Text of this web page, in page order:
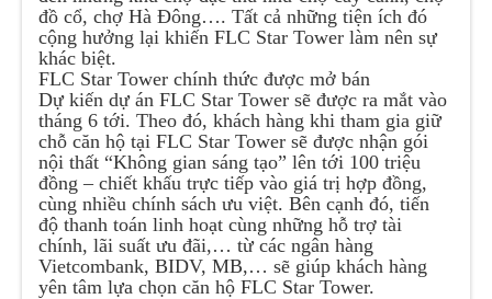
đồ cổ, chợ Hà Đông…. Tất cả những tiện ích đó
cộng hưởng lại khiến FLC Star Tower làm nên sự
khác biệt.
FLC Star Tower chính thức được mở bán
Dự kiến dự án FLC Star Tower sẽ được ra mắt vào
tháng 6 tới. Theo đó, khách hàng khi tham gia giữ
chỗ căn hộ tại FLC Star Tower sẽ được nhận gói
nội thất “Không gian sáng tạo” lên tới 100 triệu
đồng – chiết khấu trực tiếp vào giá trị hợp đồng,
cùng nhiều chính sách ưu việt. Bên cạnh đó, tiến
độ thanh toán linh hoạt cùng những hỗ trợ tài
chính, lãi suất ưu đãi,… từ các ngân hàng
Vietcombank, BIDV, MB,… sẽ giúp khách hàng
yên tâm lựa chọn căn hộ FLC Star Tower.